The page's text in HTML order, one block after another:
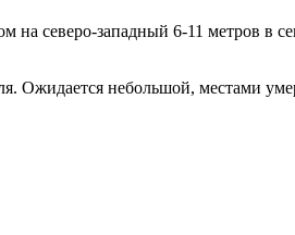
северо-западный 6-11 метров в
Ожидается небольшой, местами